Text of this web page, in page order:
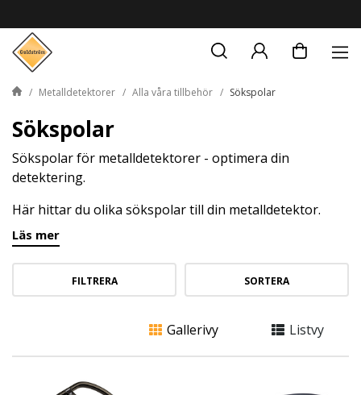
Metalldetektorer Alla våra tillbehör Sökspolar
Sökspolar
Sökspolar för metalldetektorer - optimera din
detektering.
Här hittar du olika sökspolar till din metalldetektor.
Dessa tillbehör spelar en viktig roll i din metallsökning
och kan göra skillnaden mellan att hitta gömda skatter
och att missa dem. En bra sökspole kan förbättra din
chans att hitta fynd som guld, smycken och andra
Läs mer
FILTRERA SORTERA
Gallerivy Listvy